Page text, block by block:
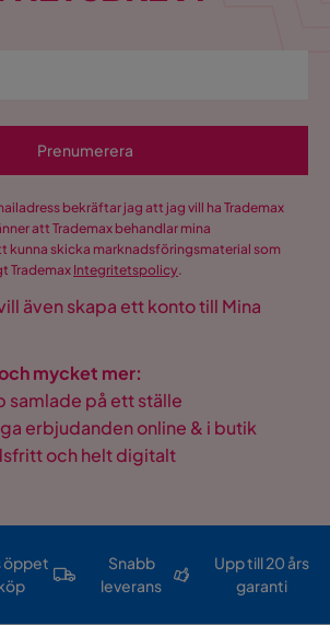
Prenumerera
bekräftar jag att jag vill ha Trademax
att Trademax behandlar mina
kunna skicka marknadsföringsmaterial som
Trademax Integritetspolicy.
även skapa ett konto till Mina
mycket mer:
samlade på ett ställe
erbjudanden online & i butik
och helt digitalt
öppet
Snabb
leverans
Upp till 20 års
garanti